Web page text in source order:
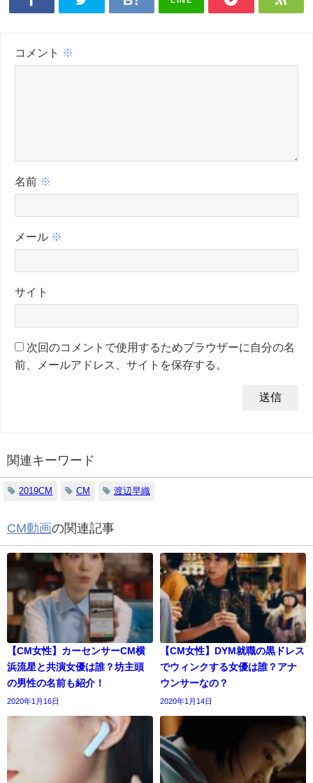
コメント ※
名前 ※
メール ※
サイト
次回のコメントで使用するためブラウザーに自分の名
前、メールアドレス、サイトを保存する。
関連キーワード
2019CM CM 渡辺早織
CM動画の関連記事
【CM女性】カーセンサーCM横
浜流星と共演女優は誰？坊主頭
の男性の名前も紹介！
2020年1月16日
【CM女性】DYM就職の黒ドレス
でウィンクする女優は誰？アナ
ウンサーなの？
2020年1月14日